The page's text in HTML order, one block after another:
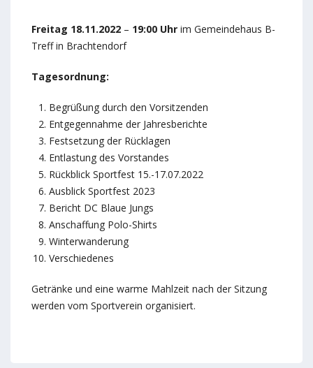
Freitag 18.11.2022 – 19:00 Uhr im Gemeindehaus B-
Treff in Brachtendorf
Tagesordnung:
Begrüßung durch den Vorsitzenden
Entgegennahme der Jahresberichte
Festsetzung der Rücklagen
Entlastung des Vorstandes
Rückblick Sportfest 15.-17.07.2022
Ausblick Sportfest 2023
Bericht DC Blaue Jungs
Anschaffung Polo-Shirts
Winterwanderung
Verschiedenes
Getränke und eine warme Mahlzeit nach der Sitzung
werden vom Sportverein organisiert.